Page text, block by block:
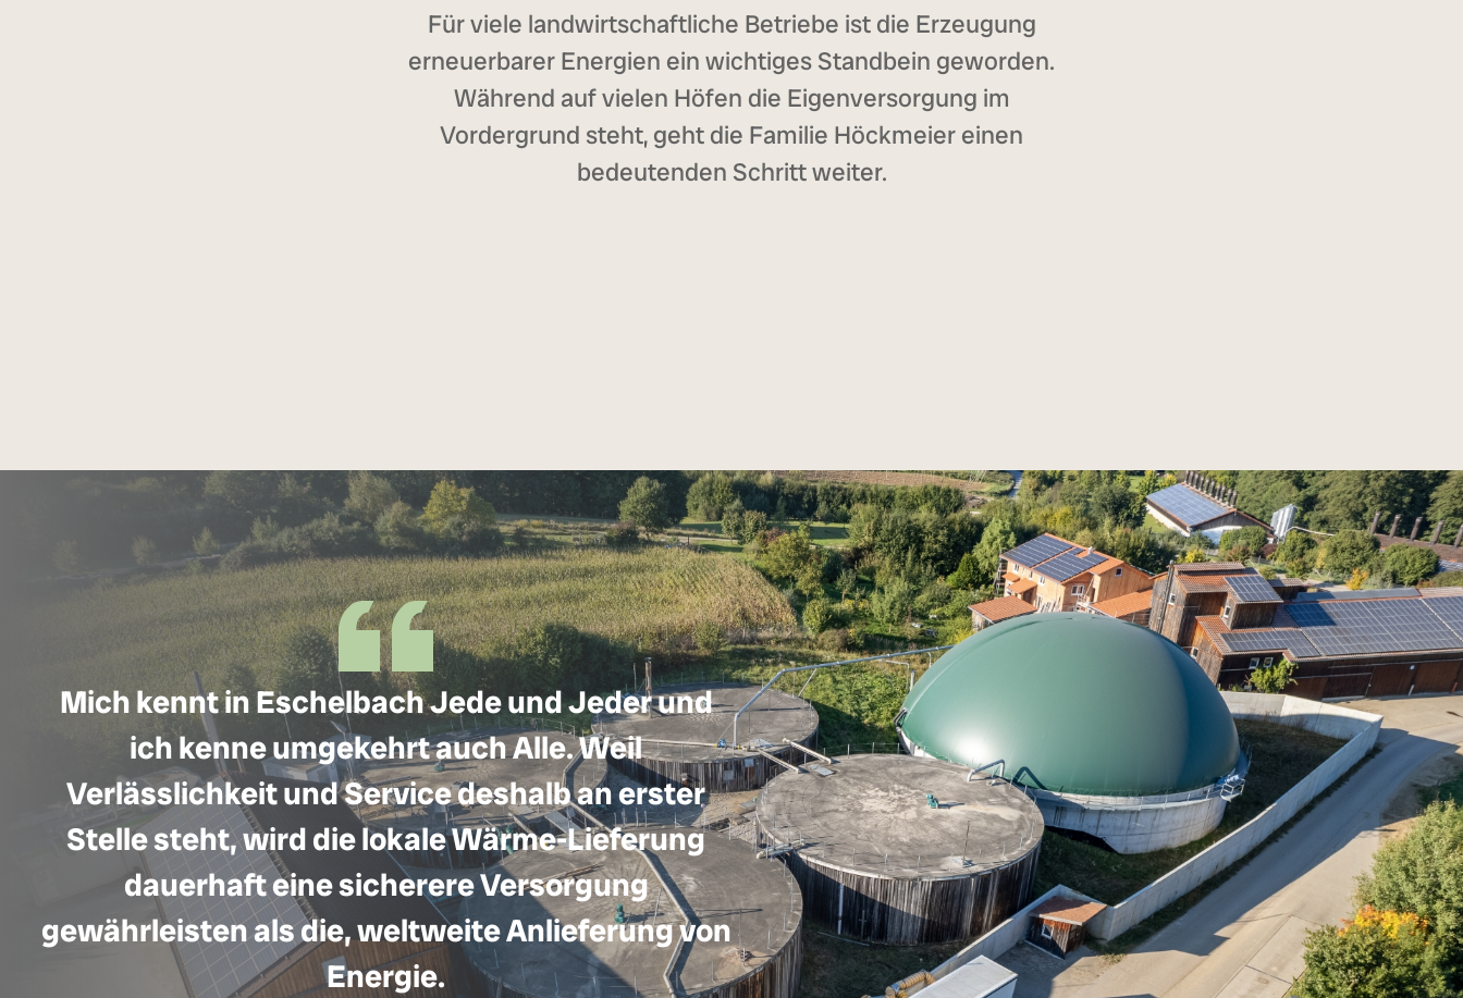
Für viele landwirtschaftliche Betriebe ist die Erzeugung
erneuerbarer Energien ein wichtiges Standbein geworden.
Während auf vielen Höfen die Eigenversorgung im
Vordergrund steht, geht die Familie Höckmeier einen
bedeutenden Schritt weiter.
Mich kennt in Eschelbach Jede und Jeder und
ich kenne umgekehrt auch Alle. Weil
Verlässlichkeit und Service deshalb an erster
Stelle steht, wird die lokale Wärme-Lieferung
dauerhaft eine sicherere Versorgung
gewährleisten als die, weltweite Anlieferung von
Energie.